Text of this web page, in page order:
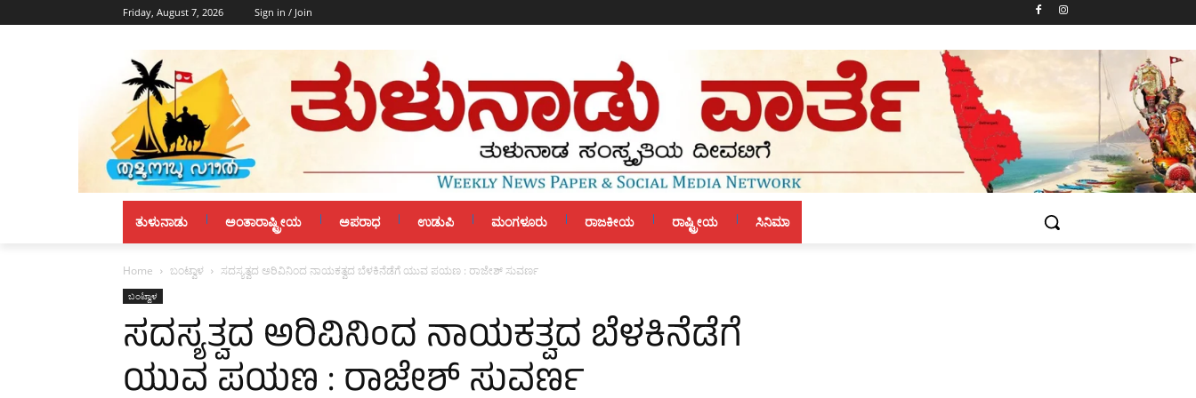
Friday, August 7, 2026 Sign in / Join
ತುಳುನಾಡು ಅಂತಾರಾಷ್ಟ್ರೀಯ ಅಪರಾಧ ಉಡುಪಿ ಮಂಗಳೂರು ರಾಜಕೀಯ ರಾಷ್ಟ್ರೀಯ ಸಿನಿಮಾ
Home ಬಂಟ್ವಾಳ ಸದಸ್ಯತ್ವದ ಅರಿವಿನಿಂದ ನಾಯಕತ್ವದ ಬೆಳಕಿನೆಡೆಗೆ ಯುವ ಪಯಣ : ರಾಜೇಶ್ ಸುವರ್ಣ
ಬಂಟ್ವಾಳ
ಸದಸ್ಯತ್ವದ ಅರಿವಿನಿಂದ ನಾಯಕತ್ವದ ಬೆಳಕಿನೆಡೆಗೆ
ಯುವ ಪಯಣ : ರಾಜೇಶ್ ಸುವರ್ಣ